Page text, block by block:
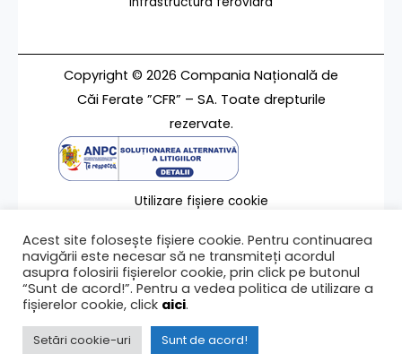
Copyright © 2026 Compania Națională de
Căi Ferate ”CFR” – SA. Toate drepturile
rezervate.
Utilizare fișiere cookie
Contact
Ultima modificare a paginii 12/06/2024
Acest site folosește fișiere cookie. Pentru continuarea
navigării este necesar să ne transmiteți acordul
asupra folosirii fișierelor cookie, prin click pe butonul
“Sunt de acord!”. Pentru a vedea politica de utilizare a
fișierelor cookie, click aici.
Setări cookie-uri Sunt de acord!